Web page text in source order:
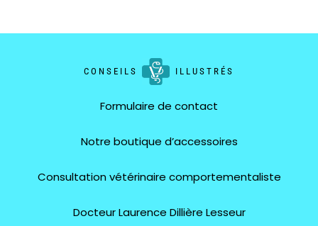
CONSEILS ILLUSTRÉS
Formulaire de contact
Notre boutique d’accessoires
Consultation vétérinaire comportementaliste
Docteur Laurence Dillière Lesseur